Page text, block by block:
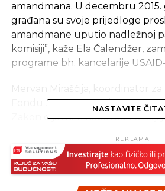
amandmana. U decembru
građana su svoje prijedloge
amandmane uputio nadležnoj
komisiji”, kaže Ela Čalendžer,
programe bh. kancelarije
Fondu za otvoreno društvo u
Zakon o javnim nabavkama koji
čega je ponovo pokrenuta
amandmani izglasaju i zakon
zalažemo za iste amandmane
transparentnost postupaka
NASTAVITE
REKLAMA